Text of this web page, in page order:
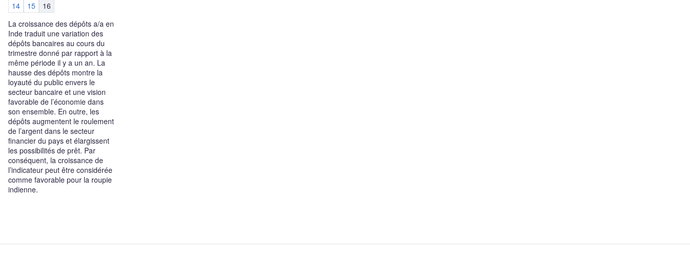
14
15
16
La croissance des dépôts a/a en
Inde traduit une variation des
dépôts bancaires au cours du
trimestre donné par rapport à la
même période il y a un an. La
hausse des dépôts montre la
loyauté du public envers le
secteur bancaire et une vision
favorable de l’économie dans
son ensemble. En outre, les
dépôts augmentent le roulement
de l’argent dans le secteur
financier du pays et élargissent
les possibilités de prêt. Par
conséquent, la croissance de
l’indicateur peut être considérée
comme favorable pour la roupie
indienne.